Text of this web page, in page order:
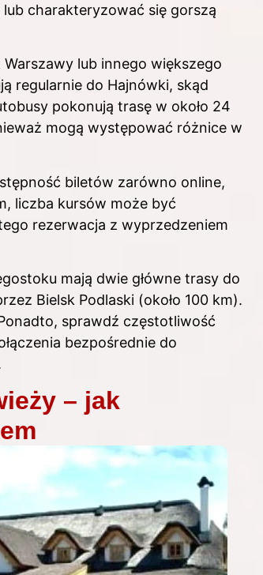
charakteryzować się gorszą
lub innego większego
regularnie do Hajnówki, skąd
pokonują trasę w około 24
mogą występować różnice w
biletów zarówno online,
liczba kursów może być
rezerwacja z wyprzedzeniem
mają dwie główne trasy do
Bielsk Podlaski (około 100 km).
sprawdź częstotliwość
bezpośrednie do
– jak